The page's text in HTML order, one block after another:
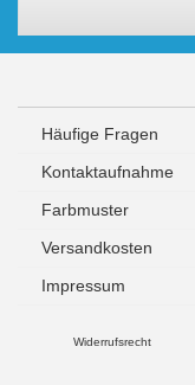
Häufige Fragen
Kontaktaufnahme
Farbmuster
Versandkosten
Impressum
Widerrufsrecht